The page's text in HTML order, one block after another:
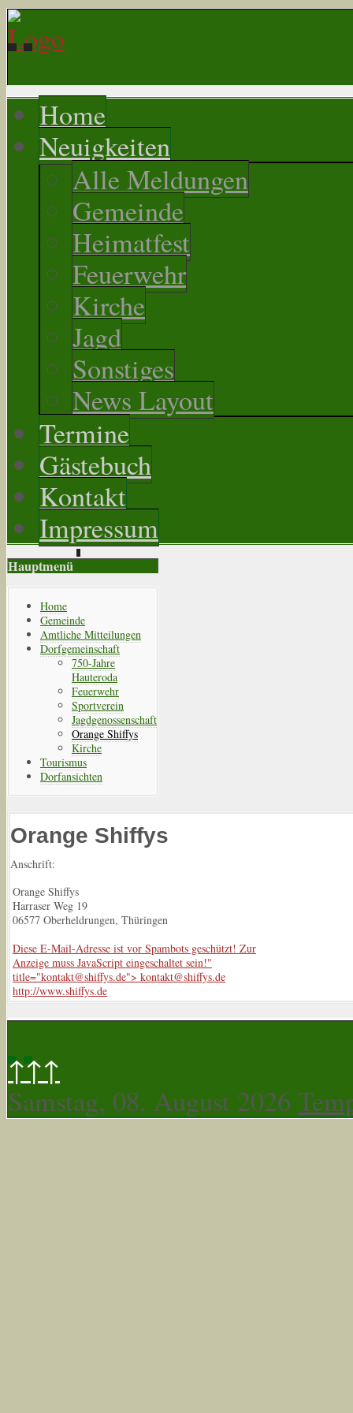
Home
Neuigkeiten
Alle Meldungen
Gemeinde
Heimatfest
Feuerwehr
Kirche
Jagd
Sonstiges
News Layout
Termine
Gästebuch
Kontakt
Impressum
Hauptmenü
Home
Gemeinde
Amtliche Mitteilungen
Dorfgemeinschaft
750-Jahre
Hauteroda
Feuerwehr
Sportverein
Jagdgenossenschaft
Orange Shiffys
Kirche
Tourismus
Dorfansichten
Orange Shiffys
Anschrift:
Orange Shiffys
Harraser Weg 19
06577 Oberheldrungen, Thüringen
Diese E-Mail-Adresse ist vor Spambots geschützt! Zur
Anzeige muss JavaScript eingeschaltet sein!"
title="kontakt@shiffys.de"> kontakt@shiffys.de
http://www.shiffys.de
↑↑↑
Samstag, 08. August 2026